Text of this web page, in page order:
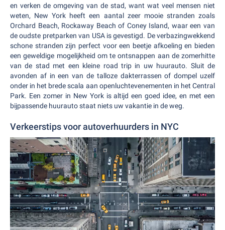
en verken de omgeving van de stad, want wat veel mensen niet
weten, New York heeft een aantal zeer mooie stranden zoals
Orchard Beach, Rockaway Beach of Coney Island, waar een van
de oudste pretparken van USA is gevestigd. De verbazingwekkend
schone stranden zijn perfect voor een beetje afkoeling en bieden
een geweldige mogelijkheid om te ontsnappen aan de zomerhitte
van de stad met een kleine road trip in uw huurauto. Sluit de
avonden af in een van de talloze dakterrassen of dompel uzelf
onder in het brede scala aan openluchtevenementen in het Central
Park. Een zomer in New York is altijd een goed idee, en met een
bijpassende huurauto staat niets uw vakantie in de weg.
Verkeerstips voor autoverhuurders in NYC